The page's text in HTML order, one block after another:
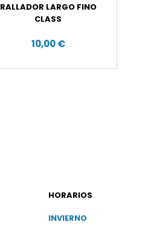
RALLADOR LARGO FINO
CLASS
10,00 €
HORARIOS
INVIERNO